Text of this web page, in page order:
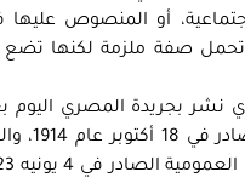
أو المنصوص عليها
تحمل صفة ملزمة لكنها
بجريدة المصري اليوم